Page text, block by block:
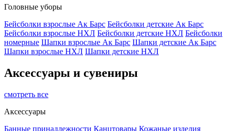
Головные уборы
Бейсболки взрослые Ак Барс Бейсболки детские Ак Барс
Бейсболки взрослые НХЛ Бейсболки детские НХЛ Бейсболки
номерные Шапки взрослые Ак Барс Шапки детские Ак Барс
Шапки взрослые НХЛ Шапки детские НХЛ
Аксессуары и сувениры
смотреть все
Аксессуары
Банные принадлежности Канцтовары Кожаные изделия